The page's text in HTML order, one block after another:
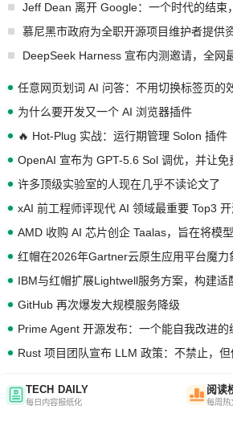
Jeff Dean 离开 Google：一个时代的结束
慕尼黑市政府为全职开源项目维护者提供
任意网页划词 AI 问答：不用切换标签页的
为什么要开发又一个 AI 浏览器插件
🔥 Hot-Plug 实战：运行期管理 Solon 插件
OpenAI 宣布为 GPT-5.6 Sol 调优，并让免
许多顶级实验室的人现在几乎不读论文了
xAI 前工程师评现代 AI 领域最重要 Top3 开
红帽在2026年Gartner云原生应用平台魔力
GitHub 再次爆发大规模服务降级
TECH DAILY
每日内容报纸化
阅读
每周热